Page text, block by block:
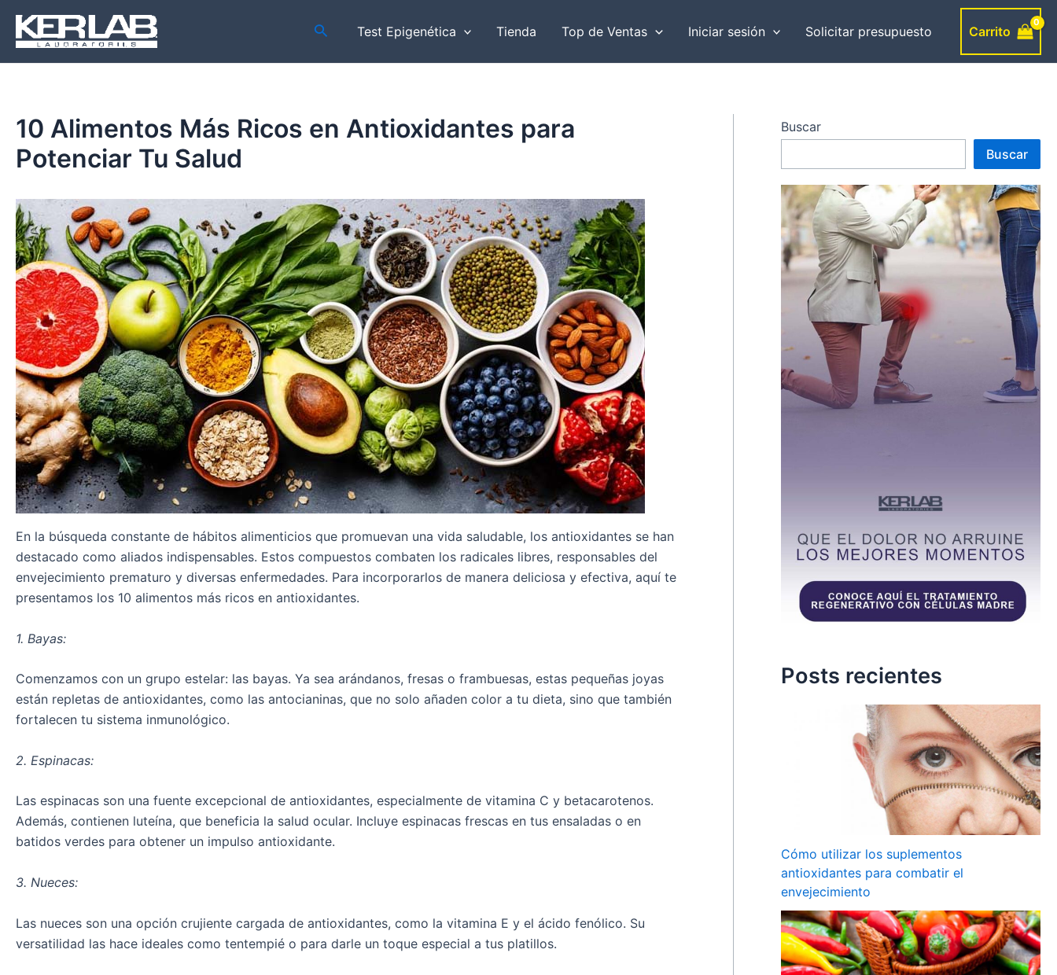
contenido
BuscarTest Epigenética Tienda Top de Ventas Iniciar sesión Solicitar presupuesto Carrito
10 Alimentos Más Ricos en Antioxidantes para
Potenciar Tu Salud
En la búsqueda constante de hábitos alimenticios que promuevan una vida saludable, los antioxidantes se han
destacado como aliados indispensables. Estos compuestos combaten los radicales libres, responsables del
envejecimiento prematuro y diversas enfermedades. Para incorporarlos de manera deliciosa y efectiva, aquí te
presentamos los 10 alimentos más ricos en antioxidantes.
1. Bayas:
Comenzamos con un grupo estelar: las bayas. Ya sea arándanos, fresas o frambuesas, estas pequeñas joyas
están repletas de antioxidantes, como las antocianinas, que no solo añaden color a tu dieta, sino que también
fortalecen tu sistema inmunológico.
2. Espinacas:
Las espinacas son una fuente excepcional de antioxidantes, especialmente de vitamina C y betacarotenos.
Además, contienen luteína, que beneficia la salud ocular. Incluye espinacas frescas en tus ensaladas o en
batidos verdes para obtener un impulso antioxidante.
3. Nueces:
Las nueces son una opción crujiente cargada de antioxidantes, como la vitamina E y el ácido fenólico. Su
versatilidad las hace ideales como tentempié o para darle un toque especial a tus platillos.
de
entradas
Buscar
Buscar
Posts recientes
Cómo utilizar los suplementos
antioxidantes para combatir el
envejecimiento